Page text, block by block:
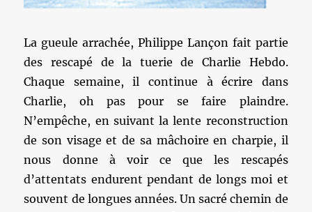
La gueule arrachée, Philippe Lançon fait partie
des rescapé de la tuerie de Charlie Hebdo.
Chaque semaine, il continue à écrire dans
Charlie, oh pas pour se faire plaindre.
N’empêche, en suivant la lente reconstruction
de son visage et de sa mâchoire en charpie, il
nous donne à voir ce que les rescapés
d’attentats endurent pendant de longs moi et
souvent de longues années. Un sacré chemin de